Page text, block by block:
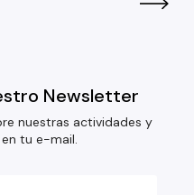
Newsletter
nuestras actividades y
tu e-mail.